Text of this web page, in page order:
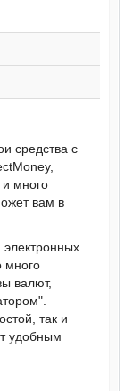
средства с
и много
вам в
много
валют,
так и
удобным